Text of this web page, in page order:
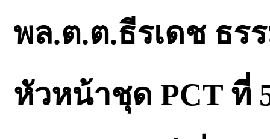
พล.ต.ต.ธีรเดช ธร
หัวหน้าชุด PCT ที่